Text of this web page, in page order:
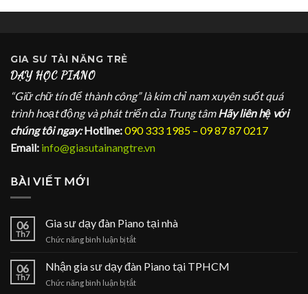
GIA SƯ TÀI NĂNG TRẺ
DẠY HỌC PIANO
“Giữ chữ tín để thành công” là kim chỉ nam xuyên suốt quá
trình hoạt động và phát triển của Trung tâm Hãy liên hệ với
chúng tôi ngay: Hotline:090 333 1985 – 09 87 87 0217
Email: info@giasutainangtre.vn
BÀI VIẾT MỚI
06
Th7
Gia sư dạy đàn Piano tại nhà
Chức năng bình luận bị tắtở
đàn
06
Th7
Nhận gia sư dạy đàn Piano tại TPHCM
Chức năng bình luận bị tắtở